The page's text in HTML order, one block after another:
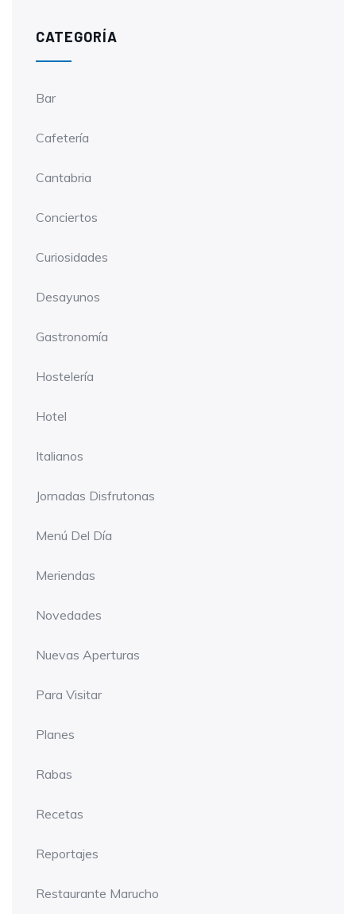
CATEGORÍA
Bar
Cafetería
Cantabria
Conciertos
Curiosidades
Desayunos
Gastronomía
Hostelería
Hotel
Italianos
Jornadas Disfrutonas
Menú Del Día
Meriendas
Novedades
Nuevas Aperturas
Para Visitar
Planes
Rabas
Recetas
Reportajes
Restaurante Marucho